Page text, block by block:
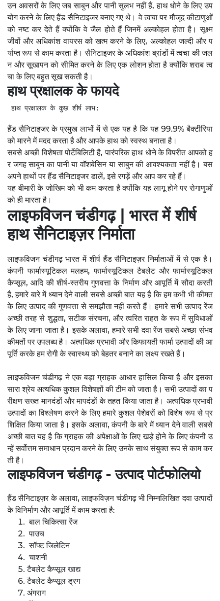
उन अवसरों के लिए जब साबुन और पानी सुलभ नहीं हैं, हाथ धोने के लिए उप
योग करने के लिए हैंड सैनिटाइजर बनाए गए थे। वे त्वचा पर मौजूद कीटाणुओं
को नष्ट कर देते हैं क्योंकि वे जैल होते हैं जिनमें अल्कोहल होता है। सूक्ष्म
जीवों और अधिकांश वायरस को खत्म करने के लिए, अल्कोहल जल्दी और प
र्याप्त रूप से काम करता है। सैनिटाइजर के अधिकांश ब्रांडों में त्वचा की जल
न और सूखापन को सीमित करने के लिए एक लोशन होता है क्योंकि शराब त्व
चा के लिए बहुत सूख सकती है।
हाथ प्रक्षालकके फायदे
हाथ प्रक्षालक के कुछ शीर्ष लाभ:
हैंड सैनिटाइजर के प्रमुख लाभों में से एक यह है कि यह 99.9% बैक्टीरिया
को मारने में मदद करता है और आपके हाथ को स्वस्थ बनाता है।
सबसे अच्छी विशेषता पोर्टेबिलिटी है, पारंपरिक हाथ धोने के विपरीत आपको ह
र जगह साबुन का पानी या वॉशबेसिन या साबुन की आवश्यकता नहीं है। बस
अपने हाथों पर हैंड सैनिटाइजर डालें, इसे रगड़ें और आप कर रहे हैं।
यह बीमारी के जोखिम को भी कम करता है क्योंकि यह लागू होने पर रोगाणुओं
को ही मारता है।
लाइफविजन चंडीगढ़ | भारत में शीर्ष
हाथ सैनिटाइज़र निर्माता
लाइफविजन चंडीगढ़ भारत में शीर्ष हैंड सैनिटाइज़र निर्माताओं में से एक है।
कंपनी फार्मास्यूटिकल मलहम, फार्मास्यूटिकल टैबलेट और फार्मास्यूटिकल
कैप्सूल, आदि की शीर्ष-स्तरीय गुणवत्ता के निर्माण और आपूर्ति में सौदा करती
है, हमारे बारे में ध्यान देने वाली सबसे अच्छी बात यह है कि हम कभी भी कीमत
के लिए उत्पाद की गुणवत्ता से समझौता नहीं करते हैं। हमारे सभी उत्पाद रेंज
अच्छी तरह से शुद्धता, सटीक संरचना, और त्वरित राहत के रूप में सुविधाओं
के लिए जाना जाता है। इसके अलावा, हमारे सभी दवा रेंज सबसे अच्छा संभव
कीमतों पर उपलब्ध है। अत्यधिक प्रभावी और किफायती फार्मा उत्पादों की आ
पूर्ति करके हम रोगी के स्वास्थ्य को बेहतर बनाने का लक्ष्य रखते हैं।
लाइफविजन चंडीगढ़ ने एक बड़ा ग्राहक आधार हासिल किया है और इसका
सारा श्रेय अत्यधिक कुशल विशेषज्ञों की टीम को जाता है। सभी उत्पादों का प
रीक्षण सख्त मानदंडों और मापदंडों के तहत किया जाता है। अत्यधिक प्रभावी
उत्पादों का विश्लेषण करने के लिए हमारे कुशल पेशेवरों को विशेष रूप से प्र
शिक्षित किया जाता है। इसके अलावा, कंपनी के बारे में ध्यान देने वाली सबसे
अच्छी बात यह है कि ग्राहक की अपेक्षाओं के लिए खड़े होने के लिए कंपनी उ
न्हें सर्वोत्तम समाधान प्रदान करने के लिए उनके साथ संयुक्त रूप से काम कर
ती है।
लाइफविजन चंडीगढ़ - उत्पाद पोर्टफोलियो
हैंड सैनिटाइज़र के अलावा, लाइफविज़न चंडीगढ़ भी निम्नलिखित दवा उत्पादों
के विनिर्माण और आपूर्ति में काम करता है:
बाल चिकित्सा रेंज
पाउच
सॉफ्ट जिलेटिन
चाशनी
टैबलेट कैप्सूल खाद्य
टैबलेट कैप्सूल ड्रग
अंगराग